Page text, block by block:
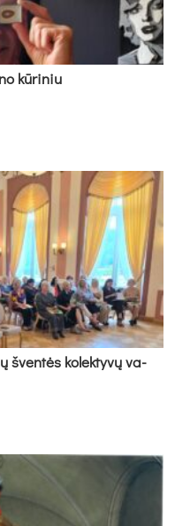
kū­ri­niu
šven­tės ko­lek­ty­vų va­